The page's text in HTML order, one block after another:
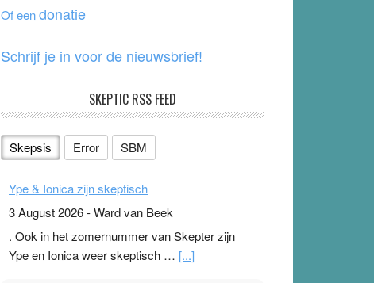
k
Of eendonatie
Schrijf je in voor de nieuwsbrief!
SKEPTIC RSS FEED
Skepsis Error SBM
Ype & Ionica zijn skeptisch
3 August 2026-Ward van Beek
. Ook in het zomernummer van Skepter zijn
Ype en Ionica weer skeptisch … [...]